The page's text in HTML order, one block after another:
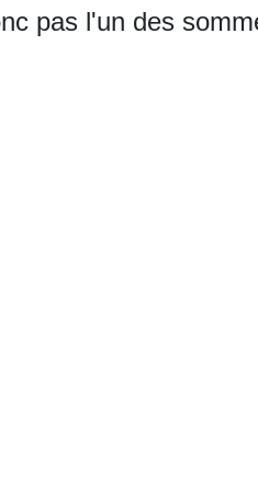
pas l'un des